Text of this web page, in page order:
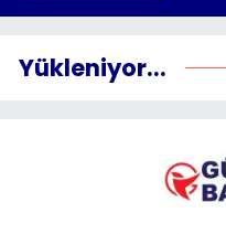
Yükleniyor...